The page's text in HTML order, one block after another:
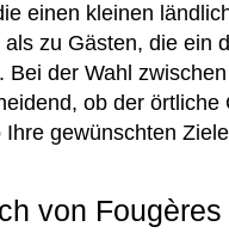
einen kleinen
zu Gästen, die ein
der Wahl
ob der örtliche
gewünschten
von Fougères